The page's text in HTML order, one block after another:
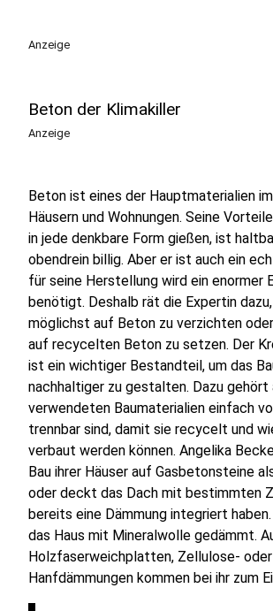
Anzeige
Beton der Klimakiller
Anzeige
Beton ist eines der Hauptmaterialien
Häusern und Wohnungen. Seine
in jede denkbare Form gießen, ist
obendrein billig. Aber er ist auch ein
für seine Herstellung wird ein enormer
benötigt. Deshalb rät die Expertin
möglichst auf Beton zu verzichten
auf recycelten Beton zu setzen. Der
ist ein wichtiger Bestandteil, um das
nachhaltiger zu gestalten. Dazu gehört
verwendeten Baumaterialien einfach
trennbar sind, damit sie recycelt und
verbaut werden können. Angelika
Bau ihrer Häuser auf Gasbetonsteine
oder deckt das Dach mit bestimmten
bereits eine Dämmung integriert
das Haus mit Mineralwolle gedämmt.
Holzfaserweichplatten, Zellulose- oder
Hanfdämmungen kommen bei ihr zum